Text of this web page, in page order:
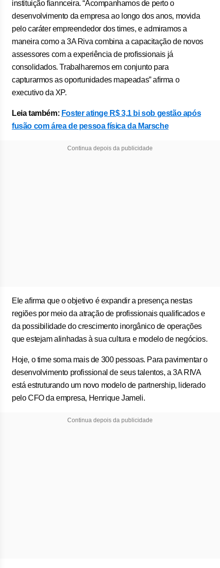
instituição fiannceira. “Acompanhamos de perto o
desenvolvimento da empresa ao longo dos anos, movida
pelo caráter empreendedor dos times, e admiramos a
maneira como a 3A Riva combina a capacitação de novos
assessores com a experiência de profissionais já
consolidados. Trabalharemos em conjunto para
capturarmos as oportunidades mapeadas” afirma o
executivo da XP.
Leia também: Foster atinge R$ 3,1 bi sob gestão após
fusão com área de pessoa física da Marsche
Continua depois da publicidade
Ele afirma que o objetivo é expandir a presença nestas
regiões por meio da atração de profissionais qualificados e
da possibilidade do crescimento inorgânico de operações
que estejam alinhadas à sua cultura e modelo de negócios.
Hoje, o time soma mais de 300 pessoas. Para pavimentar o
desenvolvimento profissional de seus talentos, a 3A RIVA
está estruturando um novo modelo de partnership, liderado
pelo CFO da empresa, Henrique Jameli.
Continua depois da publicidade